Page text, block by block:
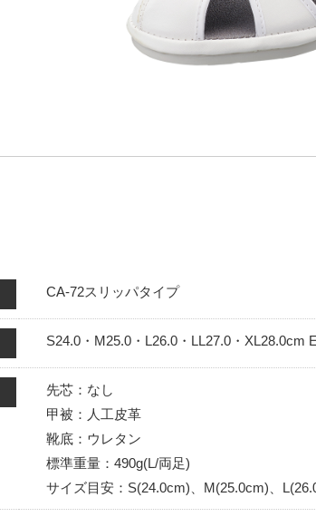
CA-72スリッパタイプ
S24.0・M25.0・L26.0・LL27.0・XL28.0cm
先芯：なし
甲被：人工皮革
靴底：ウレタン
標準重量：490g(L/両足)
サイズ目安：S(24.0cm)、M(25.0cm)、